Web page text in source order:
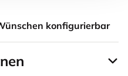
konfigurierbar